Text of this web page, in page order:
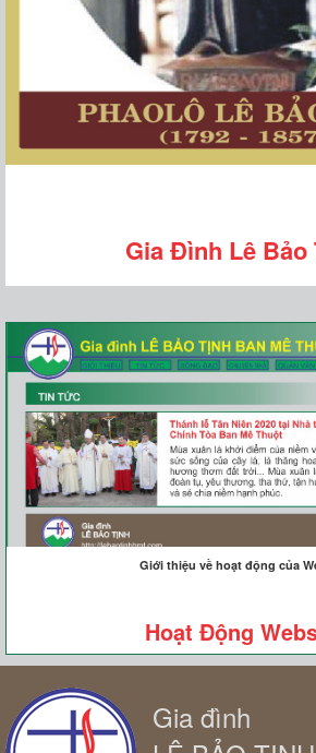
Gia Đình Lê Bảo
Giới thiệu về hoạt động của
Hoạt Động
Gia đình